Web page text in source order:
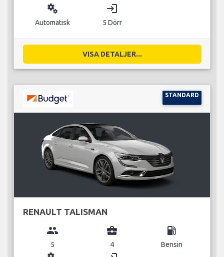
miscellaneous_services
Automatisk
login
5 Dörr
VISA DETALJER...
STANDARD
RENAULT TALISMAN
group
5
business_center
4
local_gas_station
Bensin